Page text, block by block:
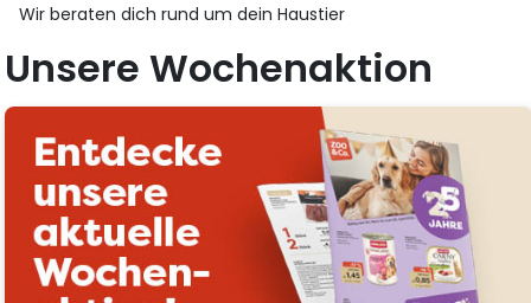
Wir beraten dich rund um dein Haustier
Unsere Wochenaktion